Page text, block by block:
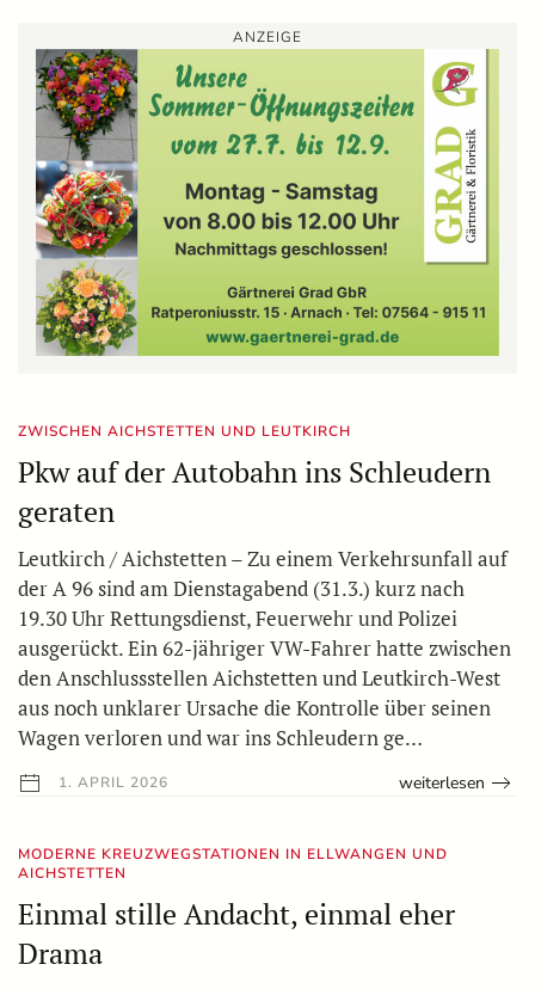
ANZEIGE
ZWISCHEN AICHSTETTEN UND LEUTKIRCH
Pkw auf der Autobahn ins Schleudern
geraten
Leutkirch / Aichstetten – Zu einem Verkehrsunfall auf
der A 96 sind am Dienstagabend (31.3.) kurz nach
19.30 Uhr Rettungsdienst, Feuerwehr und Polizei
ausgerückt. Ein 62-jähriger VW-Fahrer hatte zwischen
den Anschlussstellen Aichstetten und Leutkirch-West
aus noch unklarer Ursache die Kontrolle über seinen
Wagen verloren und war ins Schleudern ge…
1. APRIL 2026 weiterlesen
MODERNE KREUZWEGSTATIONEN IN ELLWANGEN UND
AICHSTETTEN
Einmal stille Andacht, einmal eher
Drama